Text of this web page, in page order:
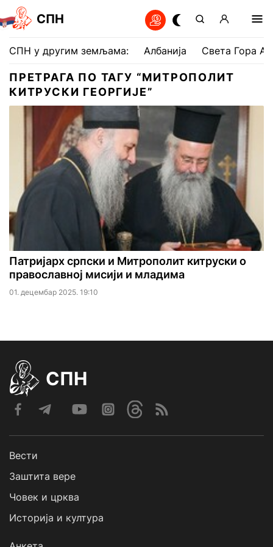
СПН
СПН у другим земљама: Албанија Света Гора
ПРЕТРАГА ПО ТАГУ “МИТРОПОЛИТ
КИТРУСКИ ГЕОРГИЈЕ”
Патријарх српски и Митрополит китруски о
православној мисији и младима
01. децембар 2025. 19:10
СПН
Вести
Заштита вере
Човек и црква
Историја и култура